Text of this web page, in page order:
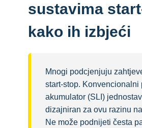
sustavima
kako ih izbjeći
Mnogi podcjenjuju
start-stop. Konvencionalni
akumulator (SLI)
dizajniran za ovu razinu
Ne može podnijeti česta